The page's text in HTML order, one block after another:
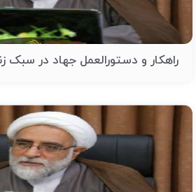
راهکار و دستورالعمل جهاد در سبک